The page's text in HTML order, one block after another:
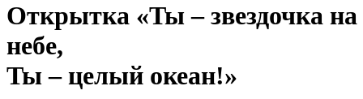
Открытка «Ты – звездочка на
небе,
Ты – целый океан!»